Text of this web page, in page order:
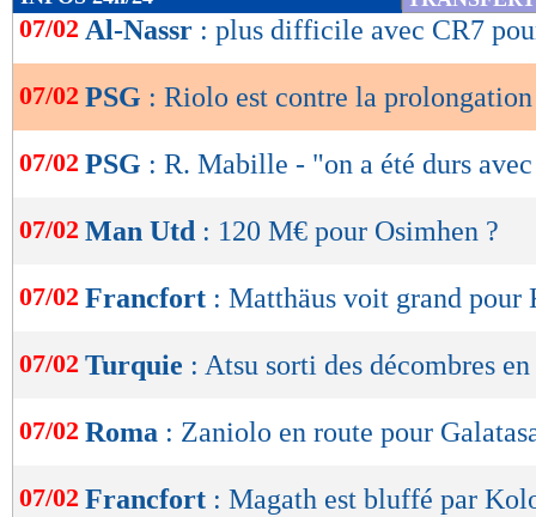
de
OK
07/02 Al-Nassr : plus difficile avec CR7
07/02 PSG : Riolo est contre la
07/02 PSG : R. Mabille - "on a été durs
07/02 Man Utd : 120 M€ pour Osimhen ?
07/02 Francfort : Matthäus voit grand pour
07/02 Turquie : Atsu sorti des décombres
07/02 Roma : Zaniolo en route pour
07/02 Francfort : Magath est bluffé par